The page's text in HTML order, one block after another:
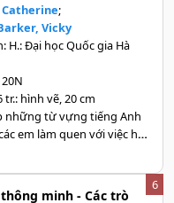
Catherine;
Vicky
H.: Đại học Quốc gia Hà
tr.: hình vẽ, 20 cm
những từ vựng tiếng Anh
em làm quen với việc học
hình ảnh minh hoạ về các
ăn, động vật hoang dã,
minh - Các trò
6